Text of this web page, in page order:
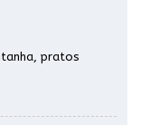
pratos